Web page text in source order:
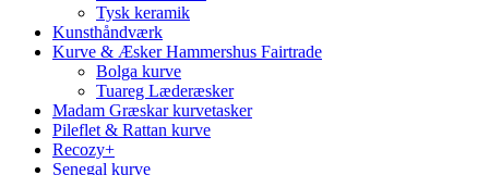
Tysk keramik
Kunsthåndværk
Kurve & Æsker Hammershus Fairtrade
Bolga kurve
Tuareg Læderæsker
Madam Græskar kurvetasker
Pileflet & Rattan kurve
Recozy+
Senegal kurve